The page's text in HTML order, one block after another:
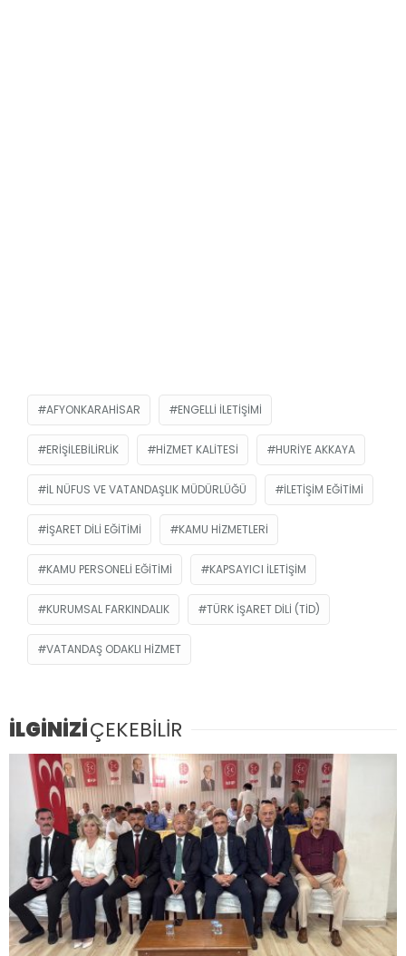
AFYONKARAHISAR ENGELLI ILETIŞIMI
ERIŞILEBILIRLIK HIZMET KALITESI HURIYE AKKAYA
İL NÜFUS VE VATANDAŞLIK MÜDÜRLÜĞÜ ILETIŞIM EĞITIMI
IŞARET DILI EĞITIMI KAMU HIZMETLERI
KAMU PERSONELI EĞITIMI KAPSAYICI ILETIŞIM
KURUMSAL FARKINDALIK TÜRK İŞARET DILI (TİD)
VATANDAŞ ODAKLI HIZMET
İLGİNİZİÇEKEBİLİR